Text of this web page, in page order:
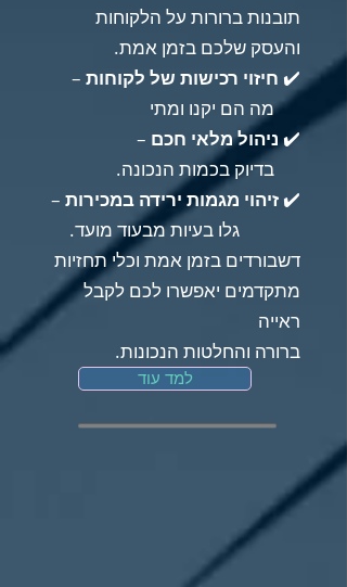
תובנות ברורות על הלקוחות
והעסק שלכם בזמן אמת.
✔️ חיזוי רכישות של לקוחות –
מה הם יקנו ומתי
✔️ניהול מלאי חכם –
בדיוק בכמות הנכונה.
✔️ זיהוי מגמות ירידה במכירות –
גלו בעיות מבעוד מועד.
דשבורדים בזמן אמת וכלי תחזיות
מתקדמים יאפשרו לכם לקבל
ראייה
ברורה והחלטות הנכונות.
למד עוד